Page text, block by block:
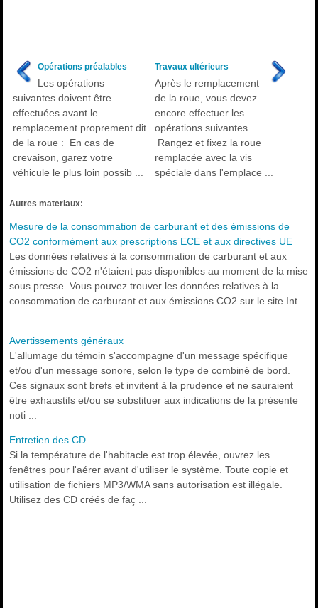
Opérations préalables
Les opérations
suivantes doivent être
effectuées avant le
remplacement proprement dit
de la roue : En cas de
crevaison, garez votre
véhicule le plus loin possib ...
Travaux ultérieurs
Après le remplacement
de la roue, vous devez
encore effectuer les
opérations suivantes.
Rangez et fixez la roue
remplacée avec la vis
spéciale dans l'emplace ...
Autres materiaux:
Mesure de la consommation de carburant et des émissions de
CO2 conformément aux prescriptions ECE et aux directives UE
Les données relatives à la consommation de carburant et aux
émissions de CO2 n'étaient pas disponibles au moment de la mise
sous presse. Vous pouvez trouver les données relatives à la
consommation de carburant et aux émissions CO2 sur le site Int
Avertissements généraux
L'allumage du témoin s'accompagne d'un message spécifique
et/ou d'un message sonore, selon le type de combiné de bord.
Ces signaux sont brefs et invitent à la prudence et ne sauraient
être exhaustifs et/ou se substituer aux indications de la présente
noti ...
Entretien des CD
Si la température de l'habitacle est trop élevée, ouvrez les
fenêtres pour l'aérer avant d'utiliser le système. Toute copie et
utilisation de fichiers MP3/WMA sans autorisation est illégale.
Utilisez des CD créés de faç ...